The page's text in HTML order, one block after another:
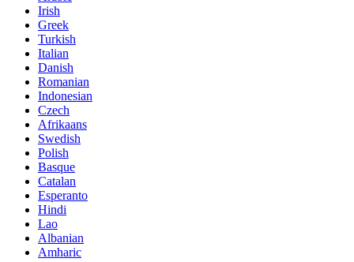
Irish
Greek
Turkish
Italian
Danish
Romanian
Indonesian
Czech
Afrikaans
Swedish
Polish
Basque
Catalan
Esperanto
Hindi
Lao
Albanian
Amharic